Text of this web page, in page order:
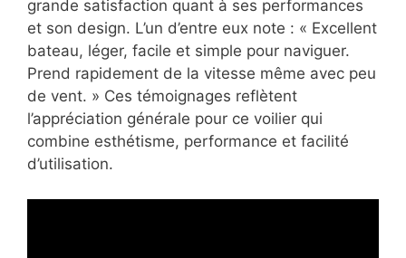
grande satisfaction quant à ses performances
et son design. L’un d’entre eux note : « Excellent
bateau, léger, facile et simple pour naviguer.
Prend rapidement de la vitesse même avec peu
de vent. » Ces témoignages reflètent
l’appréciation générale pour ce voilier qui
combine esthétisme, performance et facilité
d’utilisation.